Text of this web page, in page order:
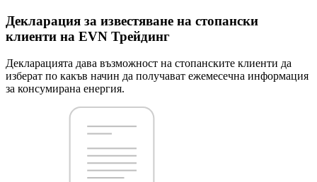
Декларация за известяване на стопански
клиенти на EVN Трейдинг
Декларацията дава възможност на стопанските клиенти да
изберат по какъв начин да получават ежемесечна информация
за консумирана енергия.